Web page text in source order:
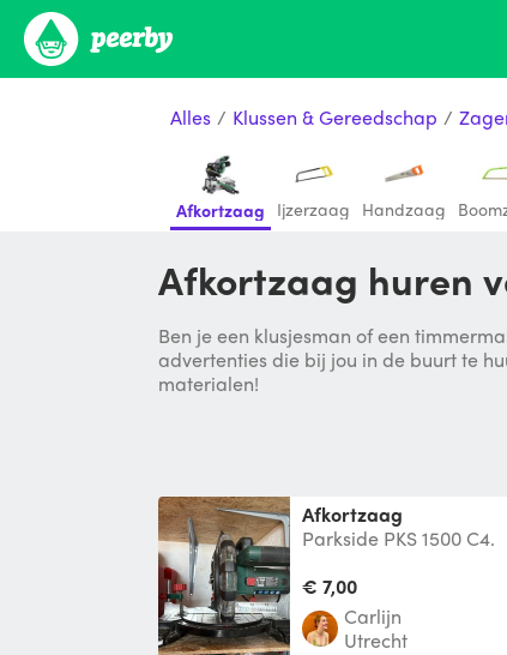
Alles / Klussen & Gereedschap /
Afkortzaag Ijzerzaag Handzaag
Afkortzaag huren
Ben je een klusjesman of een
advertenties die bij jou in de buurt te
materialen!
Afkortzaag
Parkside PKS 1500 C4.
€ 7,00
Carlijn
Utrecht